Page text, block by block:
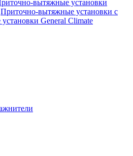
вытяжные установки
Приточно-вытяжные установки с
General Climate